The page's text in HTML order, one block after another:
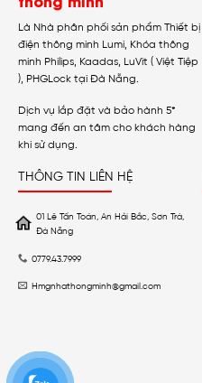
Là Nhà phân phối sản phẩm Thiết bị
điện thông minh Lumi, Khóa thông
minh Philips, Kaadas, LuVit ( Việt Tiệp
), PHGLock tại Đà Nẵng.
Dịch vụ lắp đặt và bảo hành 5*
mang đến an tâm cho khách hàng
khi sử dụng.
THÔNG TIN LIÊN HỆ
01 Lê Tấn Toán, An Hải Bắc, Sơn Trà,
Đà Nẵng
0779.43.7999
Hmgnhathongminh@gmail.com